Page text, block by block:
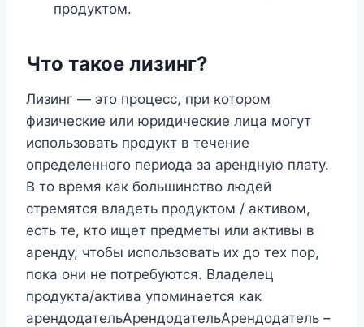
продуктом.
Что такое лизинг?
Лизинг — это процесс, при котором
физические или юридические лица могут
использовать продукт в течение
определенного периода за арендную плату.
В то время как большинство людей
стремятся владеть продуктом / активом,
есть те, кто ищет предметы или активы в
аренду, чтобы использовать их до тех пор,
пока они не потребуются. Владелец
продукта/актива упоминается как
арендодательАрендодательАрендодатель –